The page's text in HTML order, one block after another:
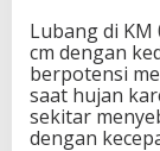
Lubang di
cm dengan
berpotensi
saat hujan
sekitar
dengan